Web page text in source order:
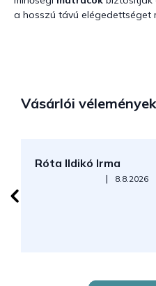
a hosszú távú elégedettséget
Vásárlói vélemények
Róta Ildikó Irma
Az áruház értékelése 5-
| 8.8.2026